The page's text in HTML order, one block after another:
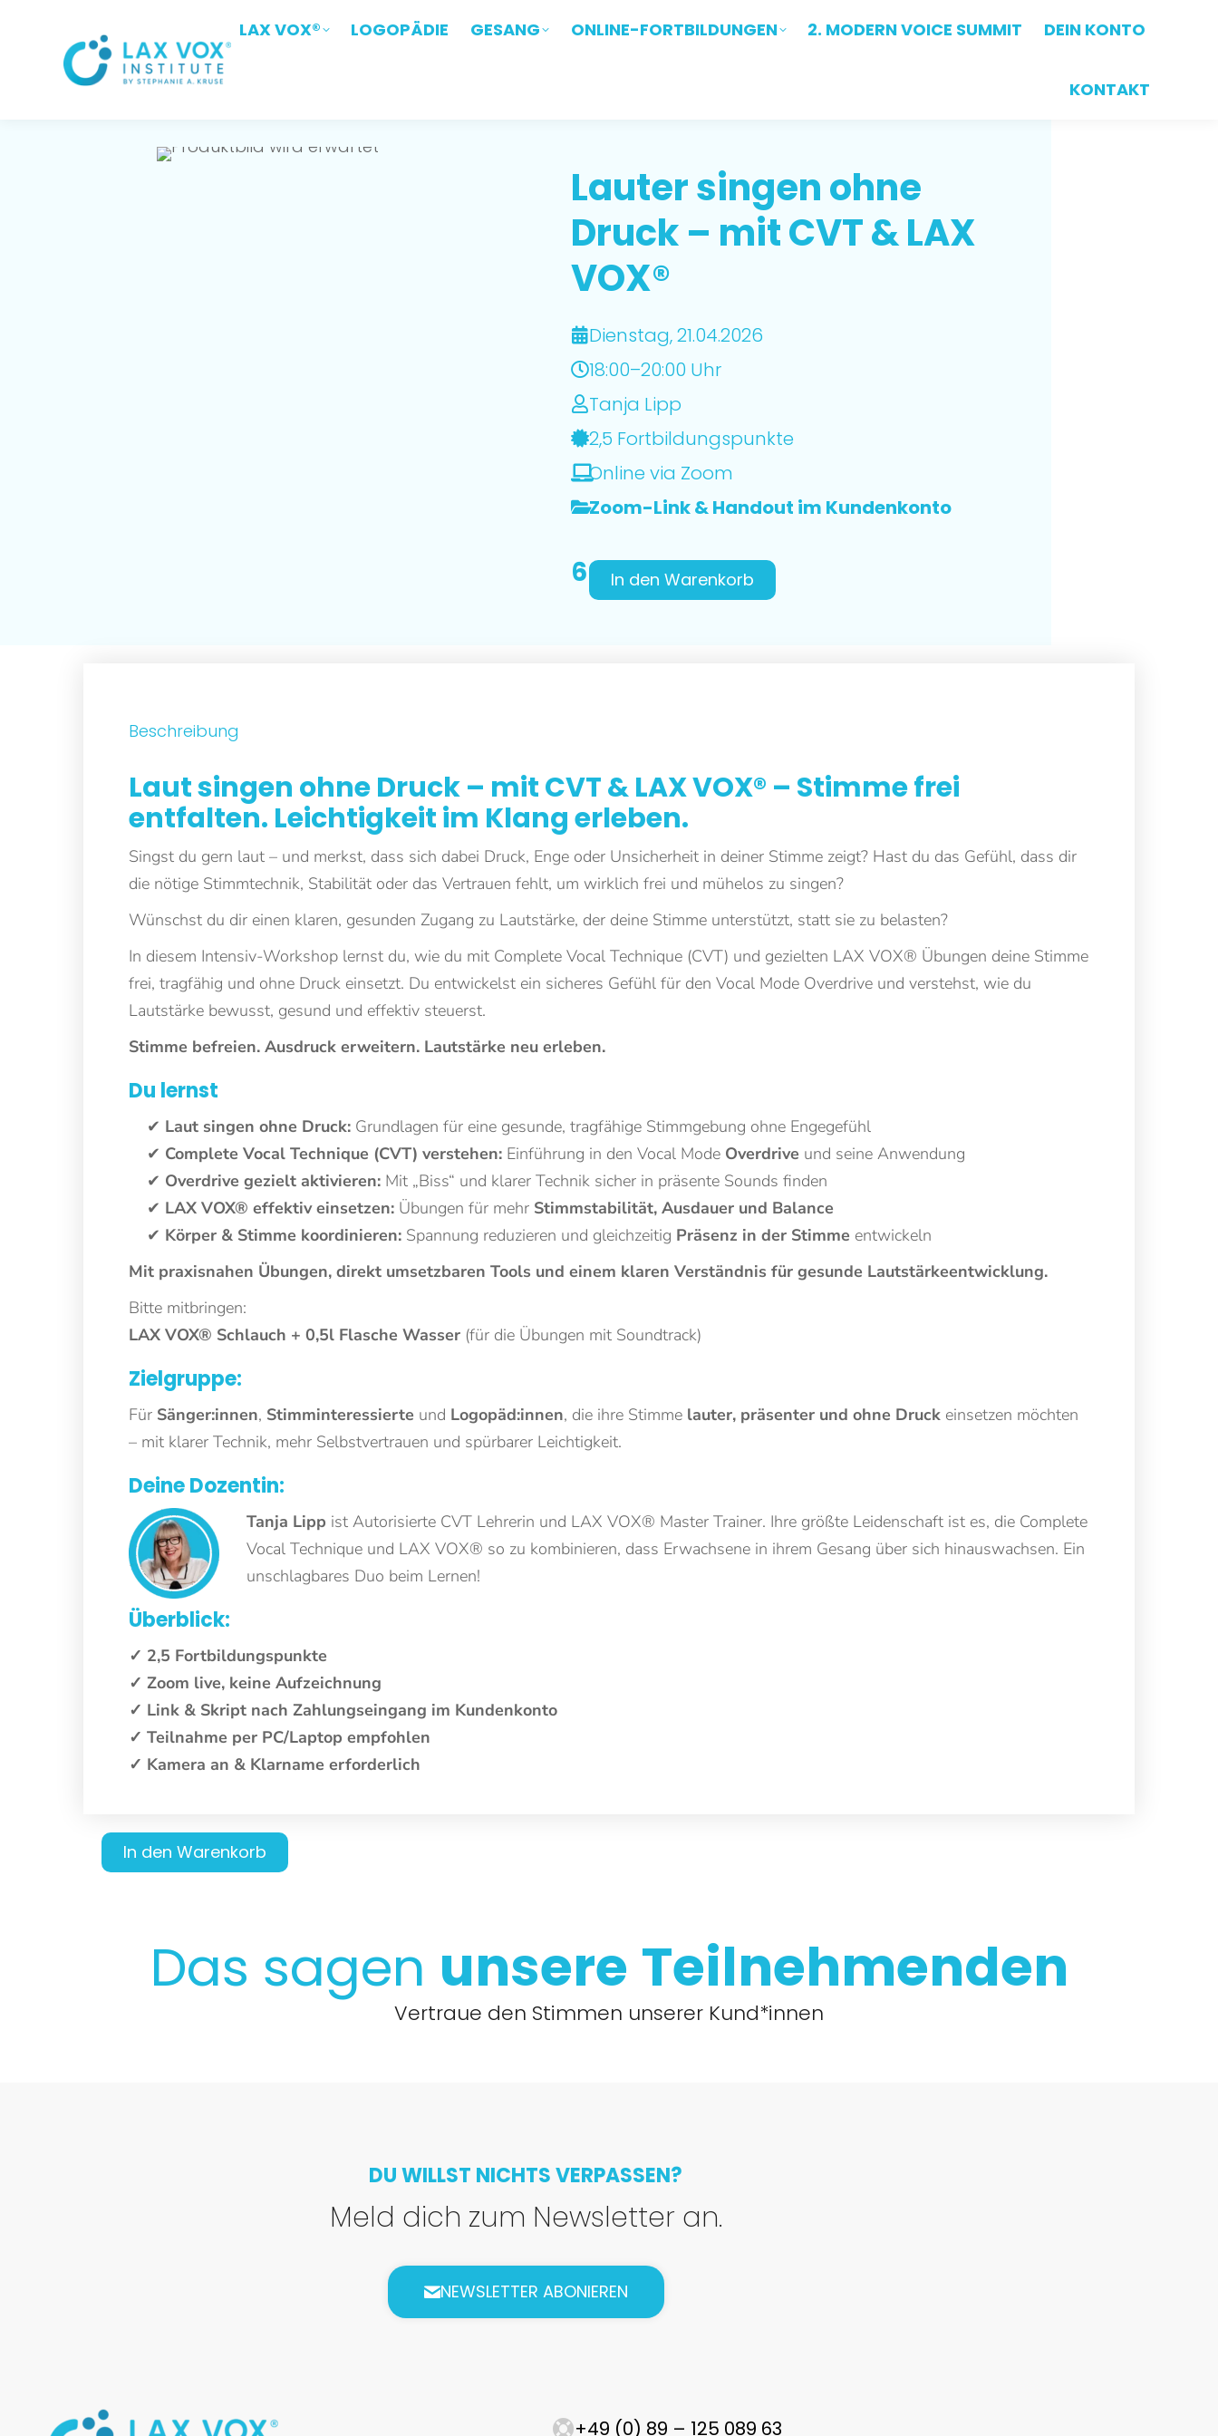
LAX VOX® LOGOPÄDIE GESANG ONLINE-FORTBILDUNGEN 2. MODERN VOICE SUMMIT DEIN KONTO
KONTAKT
Lauter singen ohne
Druck – mit CVT & LAX
VOX®
Dienstag, 21.04.2026
18:00–20:00 Uhr
Tanja Lipp
2,5 Fortbildungspunkte
Online via Zoom
Zoom-Link & Handout im Kundenkonto
66,00€
In den Warenkorb
Beschreibung
Laut singen ohne Druck – mit CVT & LAX VOX® – Stimme frei
entfalten. Leichtigkeit im Klang erleben.
Singst du gern laut – und merkst, dass sich dabei Druck, Enge oder Unsicherheit in deiner Stimme zeigt? Hast du das Gefühl, dass dir
die nötige Stimmtechnik, Stabilität oder das Vertrauen fehlt, um wirklich frei und mühelos zu singen?
Wünschst du dir einen klaren, gesunden Zugang zu Lautstärke, der deine Stimme unterstützt, statt sie zu belasten?
In diesem Intensiv-Workshop lernst du, wie du mit Complete Vocal Technique (CVT) und gezielten LAX VOX® Übungen deine Stimme
frei, tragfähig und ohne Druck einsetzt. Du entwickelst ein sicheres Gefühl für den Vocal Mode Overdrive und verstehst, wie du
Lautstärke bewusst, gesund und effektiv steuerst.
Stimme befreien. Ausdruck erweitern. Lautstärke neu erleben.
Du lernst
✔ Laut singen ohne Druck: Grundlagen für eine gesunde, tragfähige Stimmgebung ohne Engegefühl
✔ Complete Vocal Technique (CVT) verstehen: Einführung in den Vocal Mode Overdrive und seine Anwendung
✔ Overdrive gezielt aktivieren: Mit „Biss“ und klarer Technik sicher in präsente Sounds finden
✔ LAX VOX® effektiv einsetzen: Übungen für mehr Stimmstabilität, Ausdauer und Balance
✔ Körper & Stimme koordinieren: Spannung reduzieren und gleichzeitig Präsenz in der Stimme entwickeln
Mit praxisnahen Übungen, direkt umsetzbaren Tools und einem klaren Verständnis für gesunde Lautstärkeentwicklung.
Bitte mitbringen:
LAX VOX® Schlauch + 0,5l Flasche Wasser (für die Übungen mit Soundtrack)
Zielgruppe:
Für Sänger:innen, Stimminteressierte und Logopäd:innen, die ihre Stimme lauter, präsenter und ohne Druck einsetzen möchten
– mit klarer Technik, mehr Selbstvertrauen und spürbarer Leichtigkeit.
Deine Dozentin:
Tanja Lipp ist Autorisierte CVT Lehrerin und LAX VOX® Master Trainer. Ihre größte Leidenschaft ist es, die Complete
Vocal Technique und LAX VOX® so zu kombinieren, dass Erwachsene in ihrem Gesang über sich hinauswachsen. Ein
unschlagbares Duo beim Lernen!
Überblick:
✓ 2,5 Fortbildungspunkte
✓ Zoom live, keine Aufzeichnung
✓ Link & Skript nach Zahlungseingang im Kundenkonto
✓ Teilnahme per PC/Laptop empfohlen
✓ Kamera an & Klarname erforderlich
In den Warenkorb
Das sagen unsere Teilnehmenden
Vertraue den Stimmen unserer Kund*innen
DU WILLST NICHTS VERPASSEN?
Meld dich zum Newsletter an.
NEWSLETTER ABONIEREN
+49 (0) 89 – 125 089 63
LAX VOX® LOGOPÄDIE GESANG ONLINE-FORTBILDUNGEN 2. MODERN VOICE SUMMIT DEIN KONTO
KONTAKT